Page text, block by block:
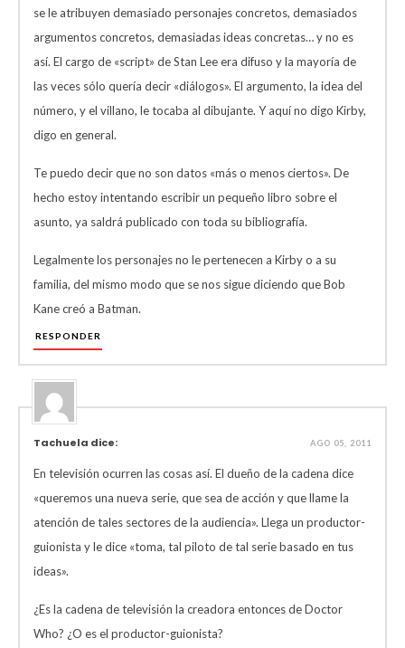
se le atribuyen demasiado personajes concretos, demasiados
argumentos concretos, demasiadas ideas concretas… y no es
así. El cargo de «script» de Stan Lee era difuso y la mayoría de
las veces sólo quería decir «diálogos». El argumento, la idea del
número, y el villano, le tocaba al dibujante. Y aquí no digo Kirby,
digo en general.
Te puedo decir que no son datos «más o menos ciertos». De
hecho estoy intentando escribir un pequeño libro sobre el
asunto, ya saldrá publicado con toda su bibliografía.
Legalmente los personajes no le pertenecen a Kirby o a su
familia, del mismo modo que se nos sigue diciendo que Bob
Kane creó a Batman.
RESPONDER
Tachuela dice: AGO 05, 2011
En televisión ocurren las cosas así. El dueño de la cadena dice
«queremos una nueva serie, que sea de acción y que llame la
atención de tales sectores de la audiencia». Llega un productor-
guionista y le dice «toma, tal piloto de tal serie basado en tus
ideas».
¿Es la cadena de televisión la creadora entonces de Doctor
Who? ¿O es el productor-guionista?